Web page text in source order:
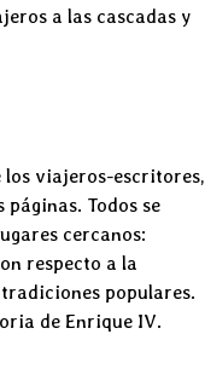
a las cascadas y
los viajeros-escritores,
Todos se
cercanos:
respecto a la
populares.
de Enrique IV.